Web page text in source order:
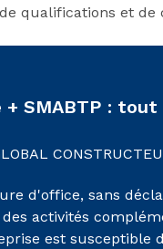
qualifications et de
+ SMABTP :
d'office, sans
activités
est susceptible